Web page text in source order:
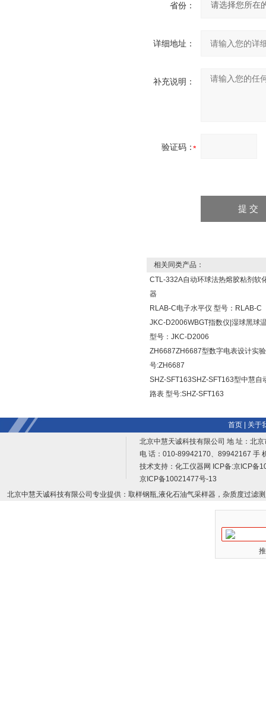
省份：
详细地址：
补充说明：
验证码：
相关同类产品：
CTL-332A自动环球法热熔胶粘剂软
器
RLAB-C电子水平仪 型号：RLAB-C
JKC-D2006WBGT指数仪|湿球黑球
型号：JKC-D2006
ZH6687ZH6687型数字电表设计实
号:ZH6687
SHZ-SFT163SHZ-SFT163型中慧自
路表 型号:SHZ-SFT163
首页|
关于
北京中慧天诚科技有限公司 地 址：北
电 话：010-89942170、89942167 手
技术支持： 化工仪器网 ICP备:京ICP备
京ICP备10021477号-13
北京中慧天诚科技有限公司专业提供：取样钢瓶,液化石油气采样器，杂质度过滤